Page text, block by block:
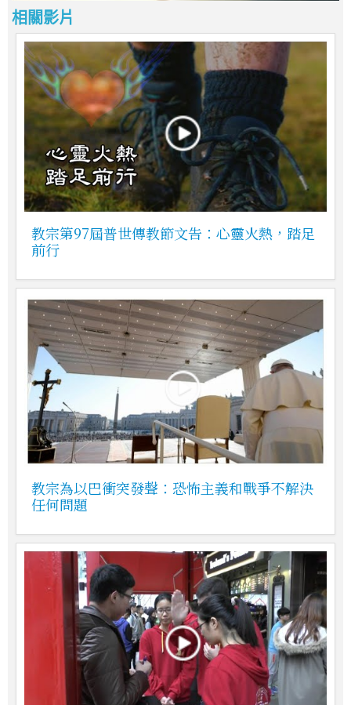
相關影片
教宗第97屆普世傳教節文告：心靈火熱，踏足
前行
教宗為以巴衝突發聲：恐怖主義和戰爭不解決
任何問題